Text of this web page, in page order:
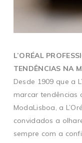
L’ORÉAL
TENDÊNCIAS NA
Desde 1909 que a
marcar tendências
ModaLisboa, a
convidados a
sempre com a